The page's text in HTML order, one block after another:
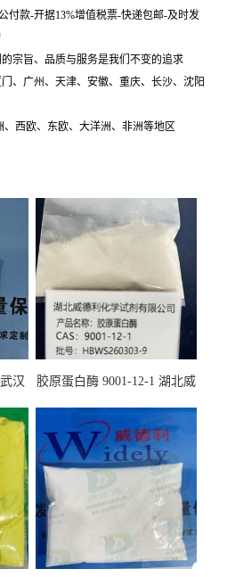
付款-开据13%增值税票-快递包邮-及时发
宗旨、品质与服务是我们不变的追求
、广州、天津、安徽、重庆、长沙、沈阳
、西欧、东欧、大洋洲、非洲等地区
汉
胶原蛋白酶 9001-12-1 湖北威